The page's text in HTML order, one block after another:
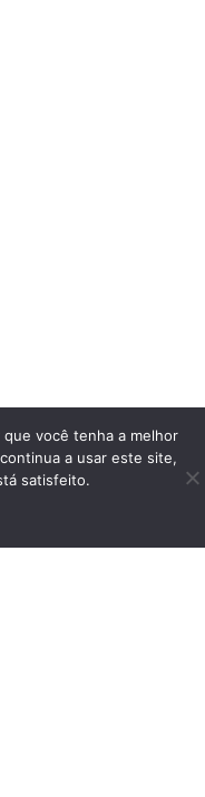
você tenha a melhor
a usar este site,
satisfeito.